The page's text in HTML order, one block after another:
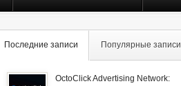
Последние записи Популярные записи
OctoClick Advertising Network: